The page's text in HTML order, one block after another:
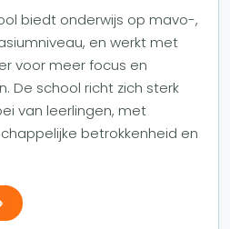
biedt onderwijs op mavo-,
en werkt met
voor meer focus en
De school richt zich sterk
van leerlingen, met
betrokkenheid en